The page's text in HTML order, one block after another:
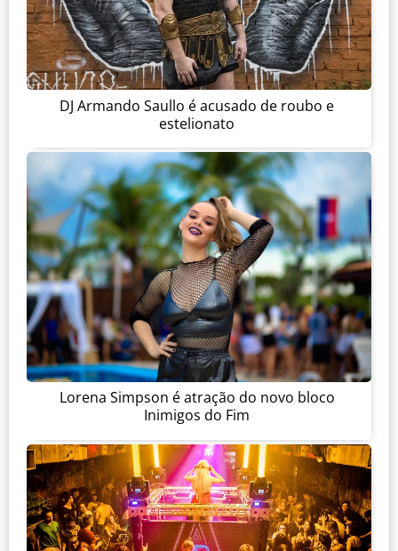
DJ Armando Saullo é acusado de roubo e
estelionato
Lorena Simpson é atração do novo bloco
Inimigos do Fim